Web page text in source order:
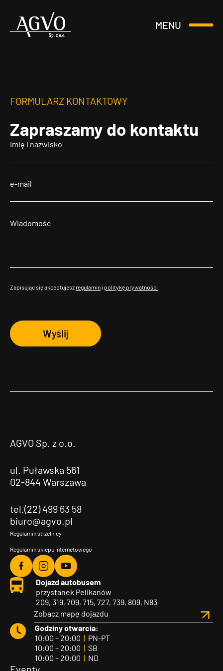
Header
MENU
Otwórz
FORMULARZ KONTAKTOWY
Zapraszamy do kontaktu
Zapisując się akceptujesz regulamin i politykę prywatności
Wyślij
AGVO Sp. z o.o.
ul. Puławska 561
02-844 Warszawa
tel.(22) 499 63 58
biuro@agvo.pl
Regulamin strzelnicy
Regulamin sklepu internetowego
Agvo
Facebook
Agvo
Instagram
Agvo
YouTube
Dojazd autobusem
przystanek Pelikanów
209, 319, 709, 715, 727, 739, 809, N83
Zobacz mapę dojazdu
Godziny otwarcia:
10:00 – 20:00 | PN-PT
10:00 – 20:00 | SB
10:00 – 20:00 | ND